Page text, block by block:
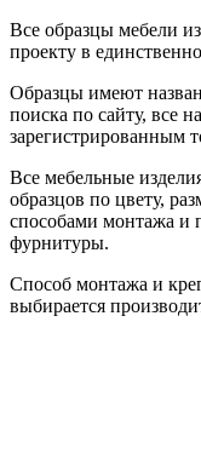
Все образцы мебели
проекту в
Образцы имеют
поиска по сайту, все
зарегистрированным
Все мебельные
образцов по цвету,
способами монтажа и
фурнитуры.
Способ монтажа и
выбирается